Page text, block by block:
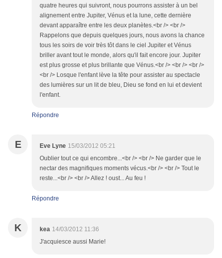
quatre heures qui suivront, nous pourrons assister à un bel
alignement entre Jupiter, Vénus et la lune, cette dernière
devant apparaître entre les deux planètes.<br /> <br />
Rappelons que depuis quelques jours, nous avons la chance
tous les soirs de voir très tôt dans le ciel Jupiter et Vénus
briller avant tout le monde, alors qu'il fait encore jour. Jupiter
est plus grosse et plus brillante que Vénus.<br /> <br /> <br />
<br /> Losque l'enfant lève la tête pour assister au spectacle
des lumières sur un lit de bleu, Dieu se fond en lui et devient
l'enfant.
Répondre
E Eve Lyne 15/03/2012 05:21
Oublier tout ce qui encombre...<br /> <br /> Ne garder que le
nectar des magnifiques moments vécus.<br /> <br /> Tout le
reste...<br /> <br /> Allez ! oust... Au feu !
Répondre
K kea 14/03/2012 11:36
J'acquiesce aussi Marie!